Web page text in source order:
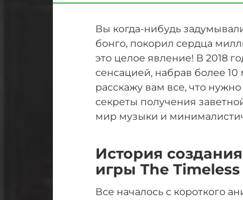
Вы когда-нибудь
бонго, покорил сердца
это целое явление! В 2018
сенсацией, набрав более
расскажу вам все, что
секреты получения
мир музыки и
История
игры The Timeless
Все началось с короткого